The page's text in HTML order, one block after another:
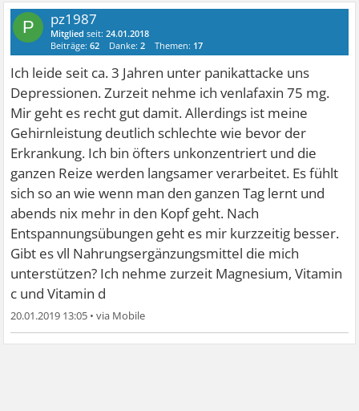
P pz1987
Mitglied seit:24.01.2018
Beiträge:62 Danke:2 Themen: 17
Ich leide seit ca. 3 Jahren unter panikattacke uns
Depressionen. Zurzeit nehme ich venlafaxin 75 mg.
Mir geht es recht gut damit. Allerdings ist meine
Gehirnleistung deutlich schlechte wie bevor der
Erkrankung. Ich bin öfters unkonzentriert und die
ganzen Reize werden langsamer verarbeitet. Es fühlt
sich so an wie wenn man den ganzen Tag lernt und
abends nix mehr in den Kopf geht. Nach
Entspannungsübungen geht es mir kurzzeitig besser.
Gibt es vll Nahrungsergänzungsmittel die mich
unterstützen? Ich nehme zurzeit Magnesium, Vitamin
c und Vitamin d
20.01.2019 13:05 •